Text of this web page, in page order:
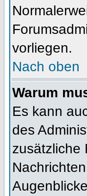
vorliegen.
Nach oben
Warum
Es kann
des
zusätzliche